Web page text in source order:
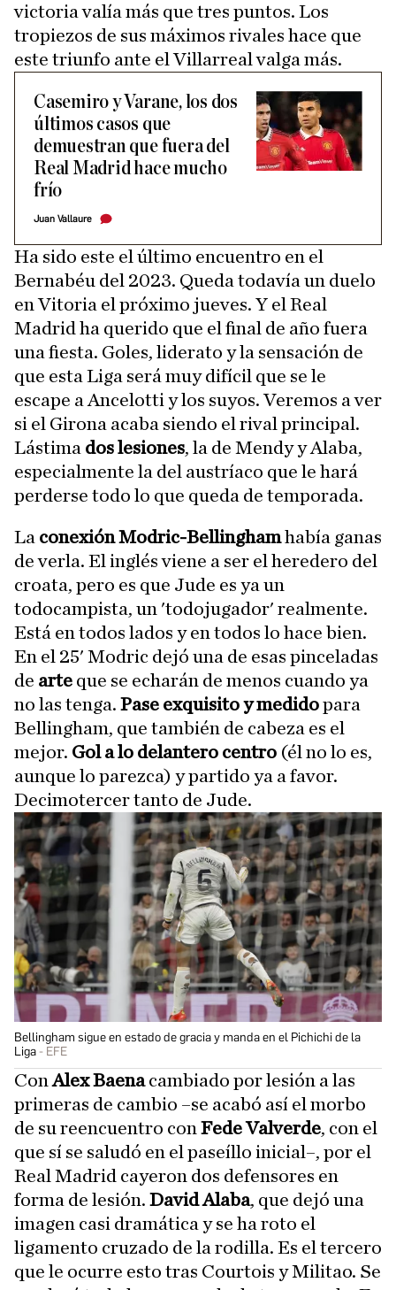
victoria valía más que tres puntos. Los
tropiezos de sus máximos rivales hace que
este triunfo ante el Villarreal valga más.
Casemiro y Varane, los dos
últimos casos que
demuestran que fuera del
Real Madrid hace mucho
frío
Juan Vallaure
Ha sido este el último encuentro en el
Bernabéu del 2023. Queda todavía un duelo
en Vitoria el próximo jueves. Y el Real
Madrid ha querido que el final de año fuera
una fiesta. Goles, liderato y la sensación de
que esta Liga será muy difícil que se le
escape a Ancelotti y los suyos. Veremos a ver
si el Girona acaba siendo el rival principal.
Lástima dos lesiones, la de Mendy y Alaba,
especialmente la del austríaco que le hará
perderse todo lo que queda de temporada.
La conexión Modric-Bellinghamhabía ganas
de verla. El inglés viene a ser el heredero del
croata, pero es que Jude es ya un
todocampista, un 'todojugador' realmente.
Está en todos lados y en todos lo hace bien.
En el 25' Modric dejó una de esas pinceladas
de arte que se echarán de menos cuando ya
no las tenga. Pase exquisito y medidopara
Bellingham, que también de cabeza es el
mejor. Gol a lo delantero centro (él no lo es,
aunque lo parezca) y partido ya a favor.
Decimotercer tanto de Jude.
Bellingham sigue en estado de gracia y manda en el Pichichi de la
Liga
EFE
ConAlex Baenacambiado por lesión a las
primeras de cambio –se acabó así el morbo
de su reencuentro con Fede Valverde, con el
que sí se saludó en el paseíllo inicial–, por el
Real Madrid cayeron dos defensores en
forma de lesión. David Alaba, que dejó una
imagen casi dramática y se ha roto el
ligamento cruzado de la rodilla. Es el tercero
que le ocurre esto tras Courtois y Militao. Se